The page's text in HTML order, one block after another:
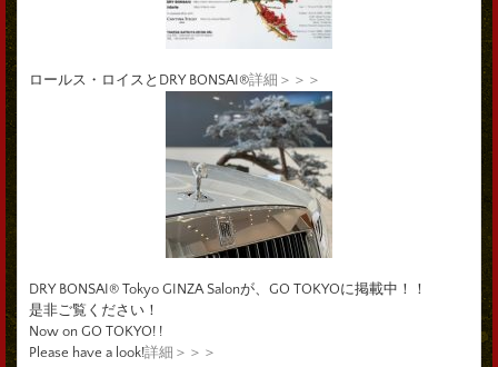
ロールス・ロイスとDRY BONSAI®詳細＞＞＞
DRY BONSAI® Tokyo GINZA Salonが、GO TOKYOに掲載中！！
是非ご覧ください！
Now on GO TOKYO! !
Please have a look!詳細＞＞＞